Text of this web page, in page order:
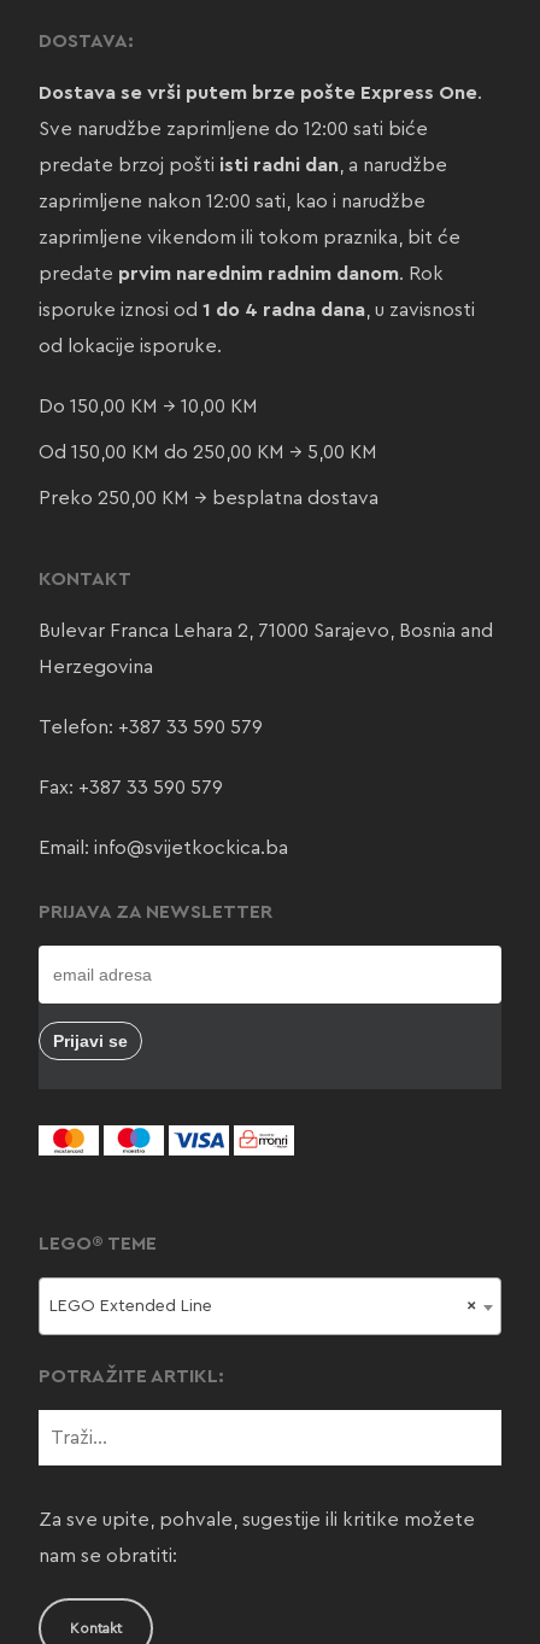
DOSTAVA:
Dostava se vrši putem brze pošte Express One.
Sve narudžbe zaprimljene do 12:00 sati biće
predate brzoj pošti isti radni dan, a narudžbe
zaprimljene nakon 12:00 sati, kao i narudžbe
zaprimljene vikendom ili tokom praznika, bit će
predate prvim narednim radnim danom. Rok
isporuke iznosi od 1 do 4 radna dana, u zavisnosti
od lokacije isporuke.
Do 150,00 KM → 10,00 KM
Od 150,00 KM do 250,00 KM → 5,00 KM
Preko 250,00 KM → besplatna dostava
KONTAKT
Bulevar Franca Lehara 2, 71000 Sarajevo, Bosnia and
Herzegovina
Telefon: +387 33 590 579
Fax: +387 33 590 579
Email: info@svijetkockica.ba
PRIJAVA ZA NEWSLETTER
LEGO® TEME
×
LEGO Extended Line
POTRAŽITE ARTIKL:
Za sve upite, pohvale, sugestije ili kritike možete
nam se obratiti:
Kontakt